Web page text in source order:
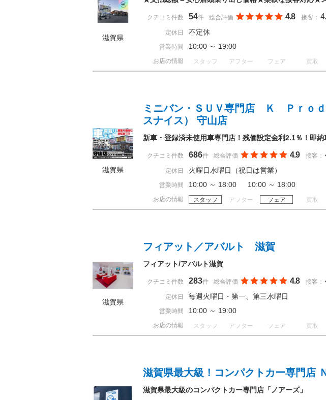
滋賀県
クチコミ件数 54件 総合評価 4.8 接客：
定休日 不定休
営業時間 10:00 ～ 19:00
お店の情報 スタッフ アフター フェア 買取
滋賀県
ミニバン・ＳＵＶ専門店 Ｋ Ｐｒｏ
スナイス） 守山店
新車・登録済未使用車専門店！残価設定金利2.1％！即納
クチコミ件数 686件 総合評価 4.9 接客：
定休日 火曜日水曜日（祝日は営業）
営業時間 10:00 ～ 18:00 10:00 ～ 18:00
お店の情報 スタッフ アフター フェア 買取
滋賀県
フィアット／アバルト 滋賀
フィアット/アバルト滋賀
クチコミ件数 283件 総合評価 4.8 接客：
定休日 毎週火曜日・第一、第三水曜日
営業時間 10:00 ～ 19:00
お店の情報 スタッフ アフター フェア 買取
滋賀県最大級！コンパクトカー専門店
滋賀県最大級のコンパクトカー専門店「ノアーズ」